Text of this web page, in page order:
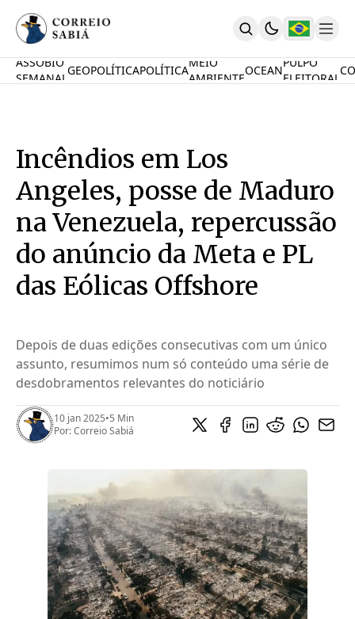
Comunidade
MauriNews
Contrate
Quem Somos
English
Inovações
Desafio Oceânico
Imposto De Renda
Calcule O Carbono
Calcule A Poupança
ASSOBIO
SEMANAL
GEOPOLÍTICAPOLÍTICA
MEIO
AMBIENTE
OCEAN
PULPO
ELEITORAL
Incêndios em Los
Angeles, posse de Maduro
na Venezuela, repercussão
do anúncio da Meta e PL
das Eólicas Offshore
Depois de duas edições consecutivas com um único
assunto, resumimos num só conteúdo uma série de
desdobramentos relevantes do noticiário
10 jan 2025•5 Min
Por:Correio Sabiá